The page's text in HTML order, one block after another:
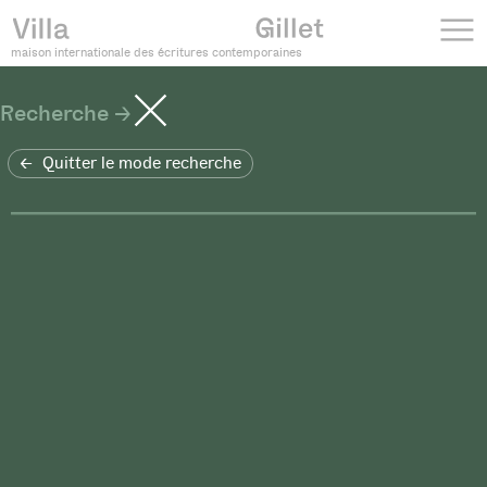
maison internationale des écritures contemporaines
Recherche
Quitter le mode recherche